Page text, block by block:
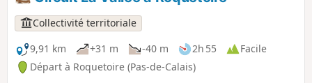
Collectivité territoriale
9,91 km
+31 m -40 m 2h 55
Facile
Départ à Roquetoire (Pas-de-Calais)